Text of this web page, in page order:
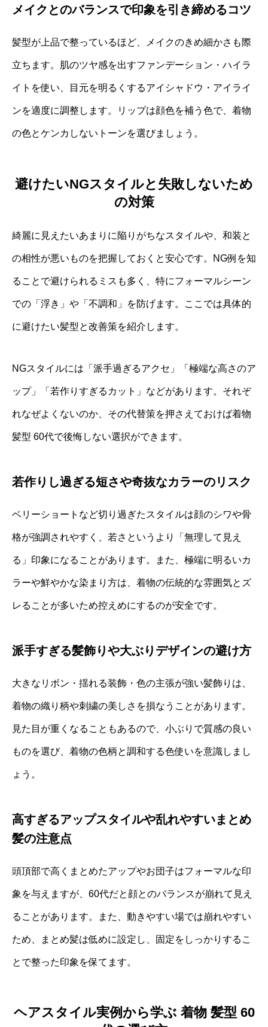
メイクとのバランスで印象を引き締めるコツ
髪型が上品で整っているほど、メイクのきめ細かさも際
立ちます。肌のツヤ感を出すファンデーション・ハイラ
イトを使い、目元を明るくするアイシャドウ・アイライ
ンを適度に調整します。リップは顔色を補う色で、着物
の色とケンカしないトーンを選びましょう。
避けたいNGスタイルと失敗しないため
の対策
綺麗に見えたいあまりに陥りがちなスタイルや、和装と
の相性が悪いものを把握しておくと安心です。NG例を知
ることで避けられるミスも多く、特にフォーマルシーン
での「浮き」や「不調和」を防げます。ここでは具体的
に避けたい髪型と改善策を紹介します。
NGスタイルには「派手過ぎるアクセ」「極端な高さのア
ップ」「若作りすぎるカット」などがあります。それぞ
れなぜよくないのか、その代替策を押さえておけば着物
髪型 60代で後悔しない選択ができます。
若作りし過ぎる短さや奇抜なカラーのリスク
ベリーショートなど切り過ぎたスタイルは顔のシワや骨
格が強調されやすく、若さというより「無理して見え
る」印象になることがあります。また、極端に明るいカ
ラーや鮮やかな染まり方は、着物の伝統的な雰囲気とズ
レることが多いため控えめにするのが安全です。
派手すぎる髪飾りや大ぶりデザインの避け方
大きなリボン・揺れる装飾・色の主張が強い髪飾りは、
着物の織り柄や刺繍の美しさを損なうことがあります。
見た目が重くなることもあるので、小ぶりで質感の良い
ものを選び、着物の色柄と調和する色使いを意識しまし
ょう。
高すぎるアップスタイルや乱れやすいまとめ
髪の注意点
頭頂部で高くまとめたアップやお団子はフォーマルな印
象を与えますが、60代だと顔とのバランスが崩れて見え
ることがあります。また、動きやすい場では崩れやすい
ため、まとめ髪は低めに設定し、固定をしっかりするこ
とで整った印象を保てます。
ヘアスタイル実例から学ぶ 着物 髪型 60